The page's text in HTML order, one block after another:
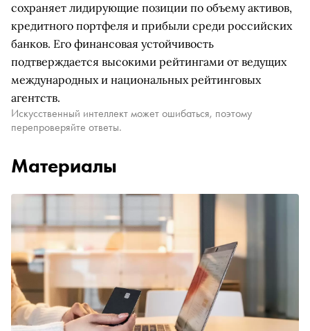
сохраняет лидирующие позиции по объему активов,
кредитного портфеля и прибыли среди российских
банков. Его финансовая устойчивость
подтверждается высокими рейтингами от ведущих
международных и национальных рейтинговых
агентств.
Искусственный интеллект может ошибаться, поэтому
перепроверяйте ответы.
Материалы